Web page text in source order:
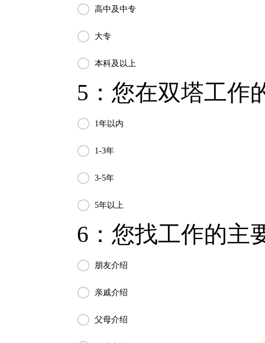
 高中及中专
 大专
 本科及以上
5：您在双塔工作
 1年以内
 1-3年
 3-5年
 5年以上
6：您找工作的主
 朋友介绍
 亲戚介绍
 父母介绍